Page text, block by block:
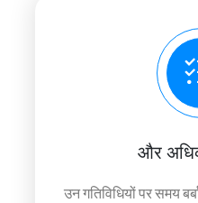
और
उन गतिविधियों पर समय